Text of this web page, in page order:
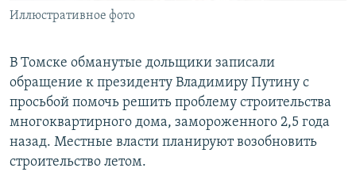
Все сайты РСЕ/РС
Иллюстративное фото
В Томске обманутые дольщики записали
обращение к президенту Владимиру Путину с
просьбой помочь решить проблему строительства
многоквартирного дома, замороженного 2,5 года
назад. Местные власти планируют возобновить
строительство летом.